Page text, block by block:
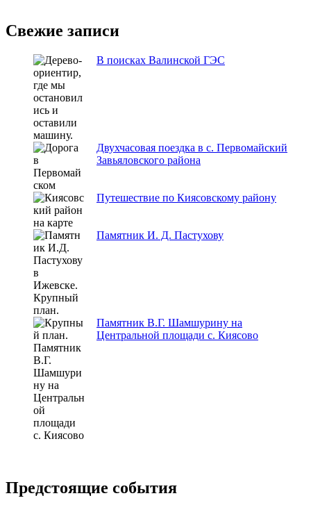
Свежие записи
В поисках Валинской ГЭС
Двухчасовая поездка в с. Первомайский
Завьяловского района
Путешествие по Киясовскому району
Памятник И. Д. Пастухову
Памятник В.Г. Шамшурину на
Центральной площади с. Киясово
Предстоящие события